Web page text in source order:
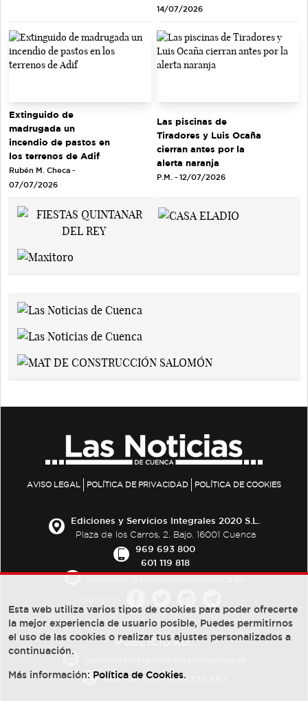
14/07/2026
Extinguido de
madrugada un
incendio de pastos en
los terrenos de Adif
Rubén M. Checa -
07/07/2026
Las piscinas de
Tiradores y Luis Ocaña
cierran antes por la
alerta naranja
P.M. - 12/07/2026
AVISO LEGAL POLÍTICA DE PRIVACIDAD POLÍTICA DE COOKIES
Ediciones y Servicios Integrales 2020 S.L.
Plaza de los Carros, 2. Bajo. 16001 Cuenca
969 693 800
601 119 818
PUBLICIDAD:
684 126 573/670 726 392
Esta web utiliza varios tipos de cookies para poder ofrecerte
la mejor experiencia de usuario posible, Puedes permitirnos
el uso de las cookies o realizar tus ajustes personalizados a
continuación.
Más información: Política de Cookies.